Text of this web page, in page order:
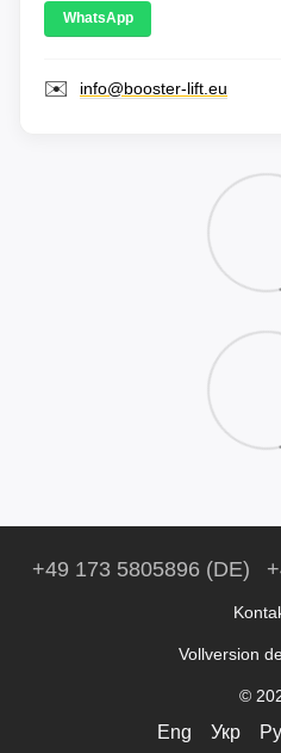
WhatsApp
✉️ info@booster-lift.eu
+49 173 5805896 (DE)
Vollversion
©
Eng Укр